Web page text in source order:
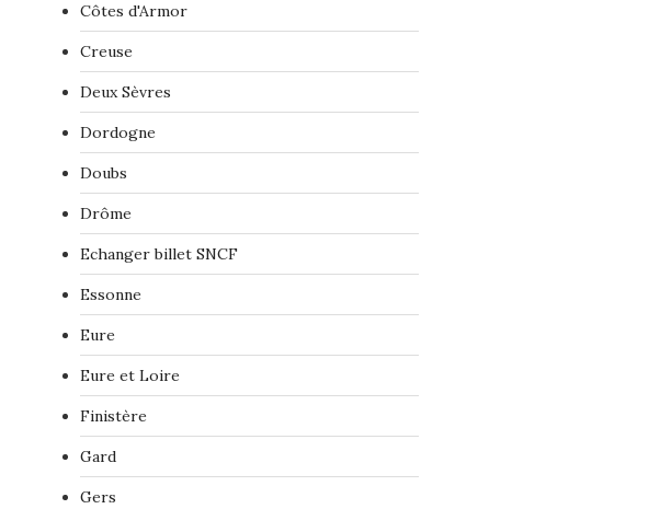
Côtes d'Armor
Creuse
Deux Sèvres
Dordogne
Doubs
Drôme
Echanger billet SNCF
Essonne
Eure
Eure et Loire
Finistère
Gard
Gers